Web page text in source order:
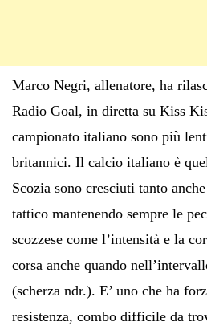
Marco Negri, allenatore, ha
Radio Goal, in diretta su Kiss
campionato italiano sono più
britannici. Il calcio italiano è
Scozia sono cresciuti tanto
tattico mantenendo sempre le
scozzese come l’intensità e la
corsa anche quando
(scherza ndr.). E’ uno che ha
resistenza, combo difficile da